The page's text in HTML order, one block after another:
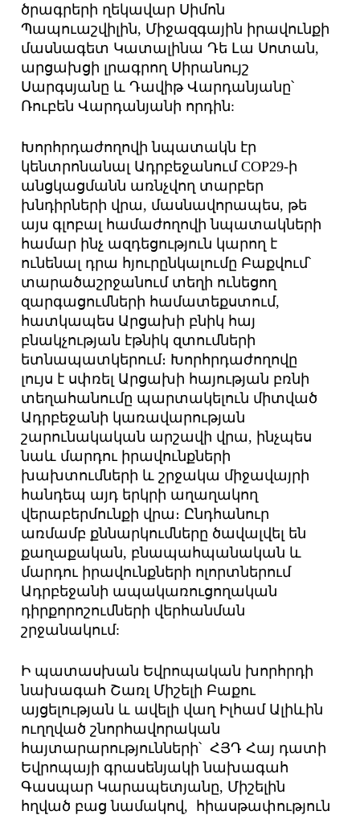
ծրագրերի ղեկավար Սիմոն
Պապուաշվիլին, Միջազգային իրավունքի
մասնագետ Կատալինա Դե Լա Սոտան,
արցախցի լրագրող Սիրանույշ
Սարգսյանը և Դավիթ Վարդանյանը՝
Ռուբեն Վարդանյանի որդին:
Խորհրդաժողովի նպատակն էր
կենտրոնանալ Ադրբեջանում COP29-ի
անցկաց­մանն առնչվող տարբեր
խնդիրների վրա, մասնավորապես, թե
այս գլոբալ համաժողովի նպատակների
համար ինչ ազդեցություն կարող է
ունենալ դրա հյուրընկալումը Բաքվում՝
տարածաշրջանում տեղի ունեցող
զարգացումների համատեքստում,
հատկապես Արցախի բնիկ հայ
բնակչության էթնիկ զտումների
ետնապատկերում։ Խորհրդաժողովը
լույս է սփռել Արցախի հայության բռնի
տեղահանումը պարտակելուն միտված
Ադրբեջանի կառավարության
շարունակական արշավի վրա, ինչպես
նաև մարդու իրավունքների
խախտումների և շրջակա միջավայրի
հանդեպ այդ երկրի աղաղակող
վերաբերմունքի վրա։ Ընդհանուր
առմամբ քննարկումները ծավալվել են
քաղաքական, բնապահպանական և
մարդու իրավունքների ոլորտներում
Ադրբեջանի ապակառու­ցողական
դիրքորոշումների վերհանման
շրջանակում:
Ի պատասխան Եվրոպական խորհրդի
նախագահ Շառլ Միշելի Բաքու
այցելության և ավելի վաղ Իլհամ Ալիևին
ուղղված շնորհավորական
հայտարարությունների՝ ՀՅԴ Հայ դատի
Եվրոպայի գրասենյակի նախագահ
Գասպար Կարապետյանը, Միշելին
հղված բաց նամակով, հիասթափություն